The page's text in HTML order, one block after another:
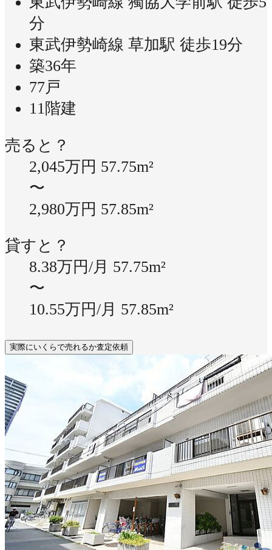
分
東武伊勢崎線 草加駅 徒歩19分
築36年
77戸
11階建
売ると？
2,045万円 57.75m²
〜
2,980万円 57.85m²
貸すと？
8.38万円/月 57.75m²
〜
10.55万円/月 57.85m²
実際にいくらで売れるか査定依頼